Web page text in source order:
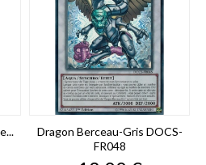
Dragon Berceau-Gris DOCS-
FR048